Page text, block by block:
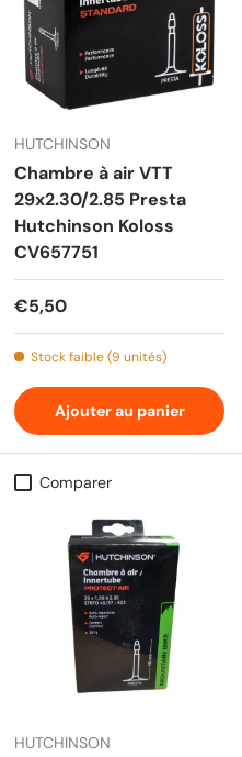
HUTCHINSON
Chambre à air VTT
29x2.30/2.85 Presta
Hutchinson Koloss
CV657751
Prix habituel
€5,50
Stock faible (9 unités)
Ajouter au panier
Comparer
HUTCHINSON